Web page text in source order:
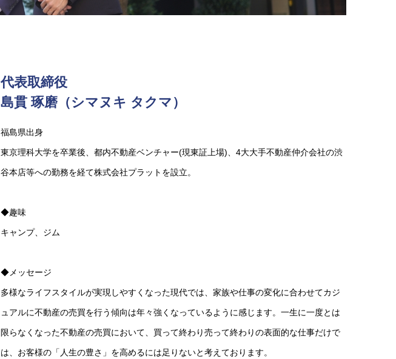
代表取締役
島貫 琢磨（シマヌキ タクマ）
福島県出身
東京理科大学を卒業後、都内不動産ベンチャー(現東証上場)、4大大手不動産仲介会社の渋
谷本店等への勤務を経て株式会社プラットを設立。
◆趣味
キャンプ、ジム
◆メッセージ
多様なライフスタイルが実現しやすくなった現代では、家族や仕事の変化に合わせてカジ
ュアルに不動産の売買を行う傾向は年々強くなっているように感じます。一生に一度とは
限らなくなった不動産の売買において、買って終わり売って終わりの表面的な仕事だけで
は、お客様の「人生の豊さ」を高めるには足りないと考えております。